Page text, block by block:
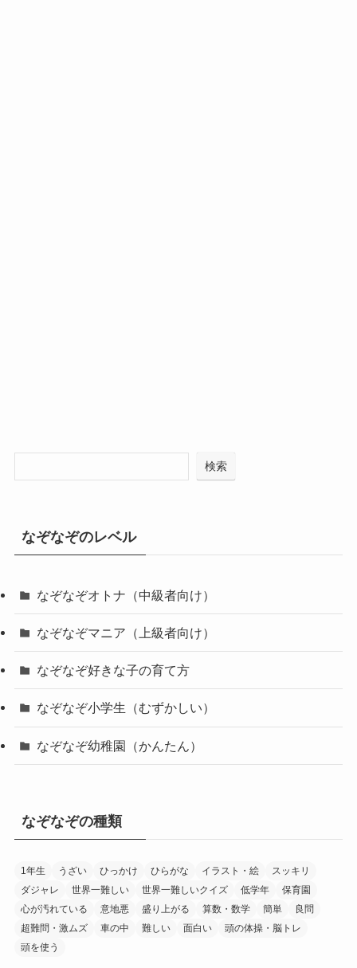
検索
なぞなぞのレベル
なぞなぞオトナ（中級者向け）
なぞなぞマニア（上級者向け）
なぞなぞ好きな子の育て方
なぞなぞ小学生（むずかしい）
なぞなぞ幼稚園（かんたん）
なぞなぞの種類
1年生 うざい ひっかけ ひらがな イラスト・絵
スッキリ
ダジャレ
世界一難しい 世界一難しいクイズ 低学年
保育園
心が汚れている
意地悪 盛り上がる 算数・数学 簡単
良問
超難問・激ムズ
車の中 難しい 面白い
頭の体操・脳トレ
頭を使う